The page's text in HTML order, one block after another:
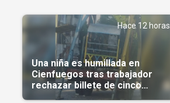
Hace 12 horas
Una niña es humillada en
Cienfuegos tras trabajador
rechazar billete de cinco
pesos